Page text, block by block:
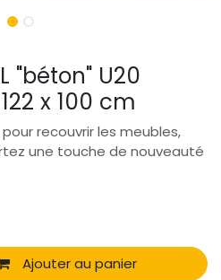
"béton" U20
x 100 cm
recouvrir les meubles,
une touche de nouveauté
Ajouter au panier